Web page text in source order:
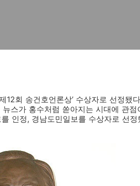
12회 송건호언론상’ 수상자로 선정됐
스가 홍수처럼 쏟아지는 시대에 관점
인정, 경남도민일보를 수상자로 선정